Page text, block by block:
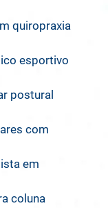
quiropraxia
esportivo
postural
com
em
coluna